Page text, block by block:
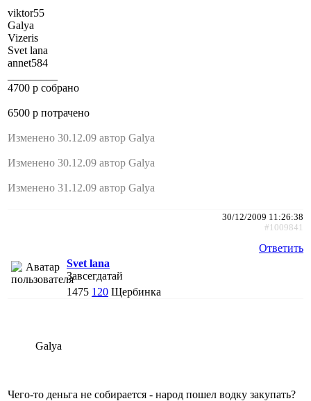
viktor55
Galya
Vizeris
Svet lana
annet584
4700 р собрано
6500 р потрачено
Изменено 30.12.09 автор Galya
Изменено 30.12.09 автор Galya
Изменено 31.12.09 автор Galya
30/12/2009 11:26:38
#1009841
Ответить
Svet lana
Завсегдатай
1475 120 Щербинка
Galya
Чего-то деньга не собирается - народ пошел водку закупать?